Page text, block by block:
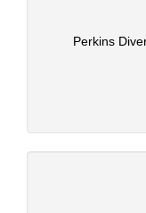
Perkins